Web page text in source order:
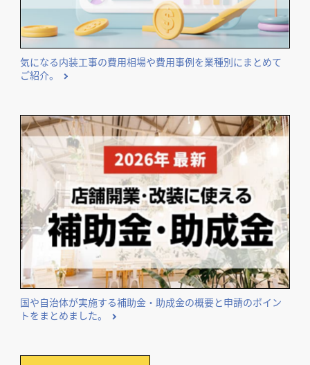
気になる内装工事の費用相場や費用事例を業種別にまとめて
ご紹介。
国や自治体が実施する補助金・助成金の概要と申請のポイン
トをまとめました。